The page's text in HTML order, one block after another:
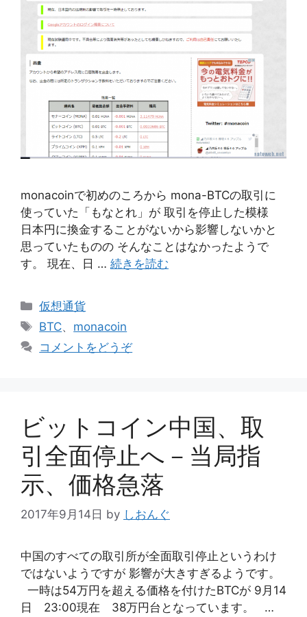
monacoinで初めのころから mona-BTCの取引に
使っていた「もなとれ」が 取引を停止した模様
日本円に換金することがないから影響しないかと
思っていたものの そんなことはなかったようで
す。 現在、日 … 続きを読む
カ
テ
リ
仮想通貨
タ
BTC、 monacoin
コメントをどうぞ
ビットコイン中国、取
引全面停止へ－当局指
示、価格急落
2017年9月14日 by しおんぐ
中国のすべての取引所が全面取引停止というわけ
ではないようですが 影響が大きすぎるようです。
一時は54万円を超える価格を付けたBTCが 9月14
日 23:00現在 38万円台となっています。 …